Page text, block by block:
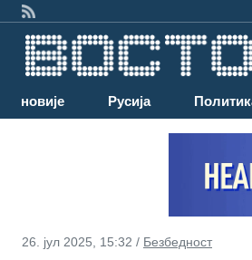
Најновије Русија
26. јул 2025, 15:32 / Безбедност